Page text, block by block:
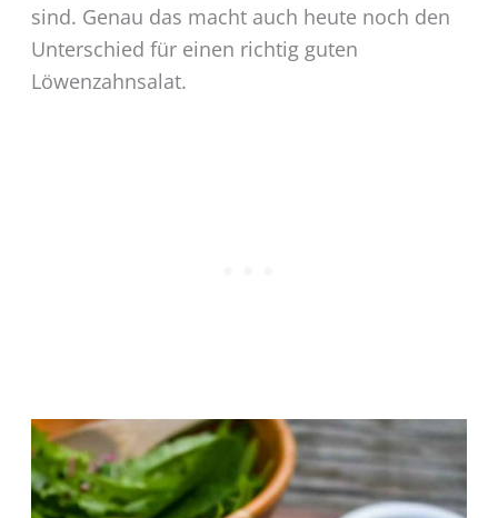
sind. Genau das macht auch heute noch den
Unterschied für einen richtig guten
Löwenzahnsalat.